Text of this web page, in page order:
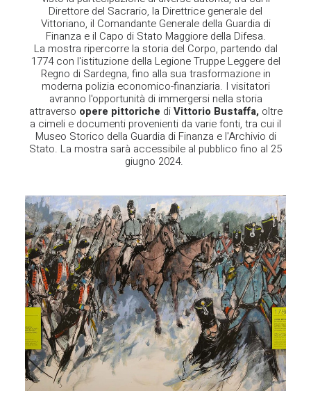
Direttore del Sacrario, la Direttrice generale del
Vittoriano, il Comandante Generale della Guardia di
Finanza e il Capo di Stato Maggiore della Difesa.
La mostra ripercorre la storia del Corpo, partendo dal
1774 con l'istituzione della Legione Truppe Leggere del
Regno di Sardegna, fino alla sua trasformazione in
moderna polizia economico-finanziaria. I visitatori
avranno l'opportunità di immergersi nella storia
attraverso opere pittoriche diVittorio Bustaffa,oltre
a cimeli e documenti provenienti da varie fonti, tra cui il
Museo Storico della Guardia di Finanza e l'Archivio di
Stato. La mostra sarà accessibile al pubblico fino al 25
giugno 2024.